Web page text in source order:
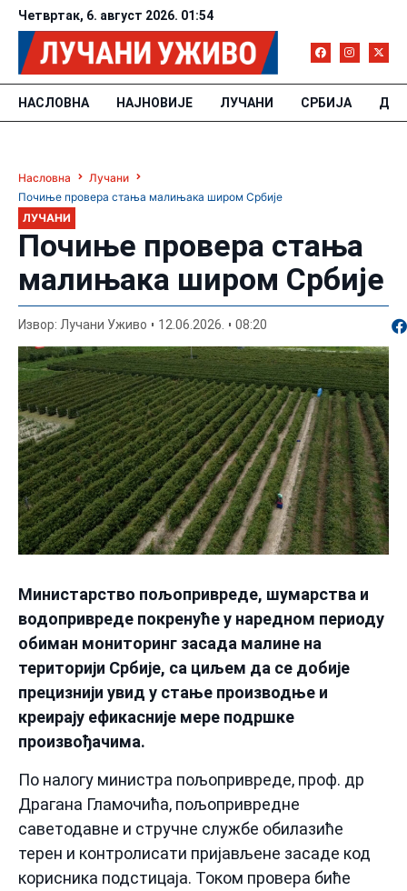
Четвртак, 6. август 2026. 01:54
НАСЛОВНА НАЈНОВИЈЕ ЛУЧАНИ СРБИЈА
Насловна
Лучани
Почиње провера стања малињака широм Србије
ЛУЧАНИ
Почиње провера стања
малињака широм Србије
Извор: Лучани Уживо 12.06.2026. 08:20
Министарство пољопривреде, шумарства и
водопривреде покренуће у наредном периоду
обиман мониторинг засада малине на
територији Србије, са циљем да се добије
прецизнији увид у стање производње и
креирају ефикасније мере подршке
произвођачима.
По налогу министра пољопривреде, проф. др
Драгана Гламочића, пољопривредне
саветодавне и стручне службе обилазиће
терен и контролисати пријављене засаде код
корисника подстицаја. Током провера биће